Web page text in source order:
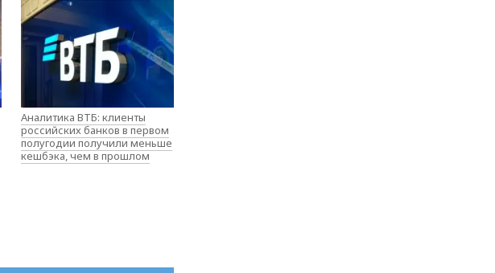
Аналитика ВТБ: клиенты
российских банков в первом
полугодии получили меньше
кешбэка, чем в прошлом